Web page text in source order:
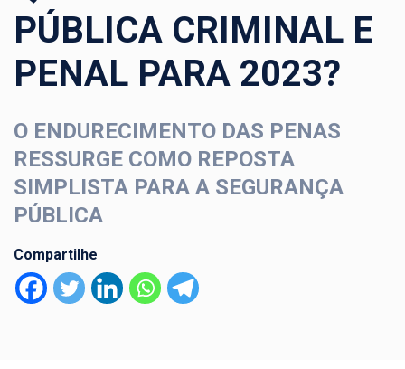
PÚBLICA CRIMINAL E
PENAL PARA 2023?
O ENDURECIMENTO DAS PENAS
RESSURGE COMO REPOSTA
SIMPLISTA PARA A SEGURANÇA
PÚBLICA
Compartilhe